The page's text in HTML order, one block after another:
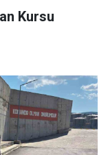
Kursu